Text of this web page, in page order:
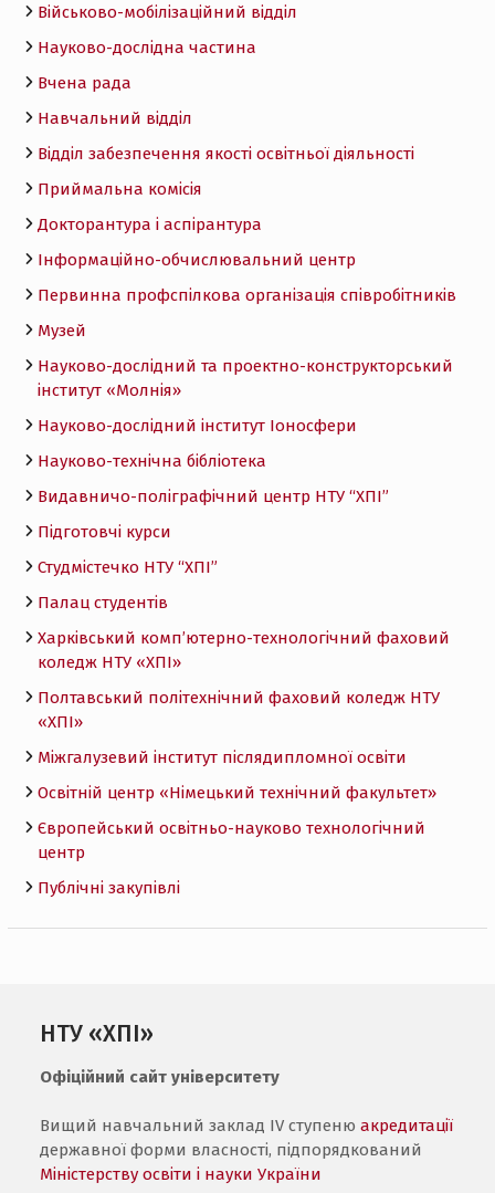
Військово-мобілізаційний відділ
Науково-дослідна частина
Вчена рада
Навчальний відділ
Відділ забезпечення якості освітньої діяльності
Приймальна комісія
Докторантура і аспірантура
Інформаційно-обчислювальний центр
Первинна профспілкова організація співробітників
Музей
Науково-дослідний та проектно-конструкторський
інститут «Молнія»
Науково-дослідний інститут Іоносфери
Науково-технічна бібліотека
Видавничо-поліграфічний центр НТУ “ХПІ”
Підготовчі курси
Студмістечко НТУ “ХПІ”
Палац студентів
Харківський комп’ютерно-технологічний фаховий
коледж НТУ «ХПI»
Полтавський політехнічний фаховий коледж НТУ
«ХПI»
Міжгалузевий інститут післядипломної освіти
Освітній центр «Німецький технічний факультет»
Європейський освітньо-науково технологічний
центр
Публічні закупівлі
НТУ «ХПІ»
Офіційний сайт університету
Вищий навчальний заклад IV ступенюакредитації
державної форми власності, підпорядкований
Міністерству освіти і науки України